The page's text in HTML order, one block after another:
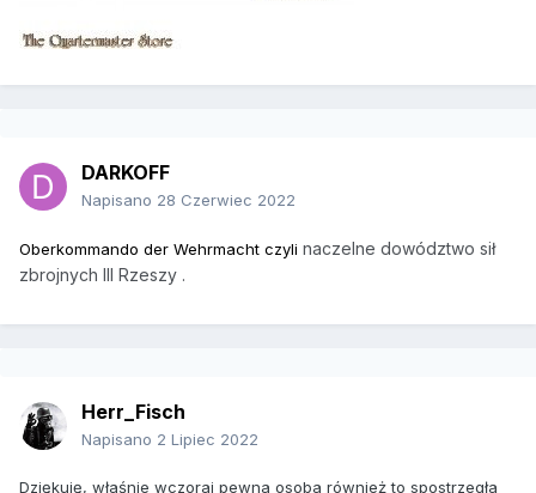
DARKOFF
Napisano 28 Czerwiec 2022
Oberkommando der Wehrmacht czyli naczelne dowództwo sił
zbrojnych III Rzeszy .
Herr_Fisch
Napisano 2 Lipiec 2022
Dziękuję, właśnie wczoraj pewna osoba również to spostrzegła